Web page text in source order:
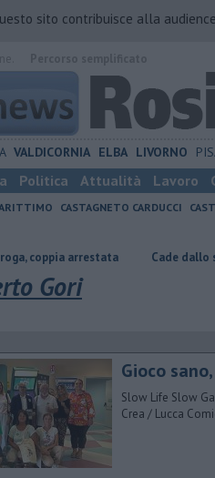
sito contribuisce alla
VALDICORNIA ELBA LIVORNO
Politica Attualità Lavoro
CASTAGNETO CARDUCCI
Cade dallo scooter,
Gori
Gioco
Slow Life Slow
Crea / Lucca